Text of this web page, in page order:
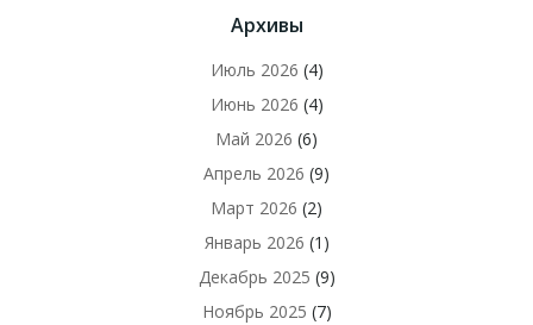
Архивы
Июль 2026 (4)
Июнь 2026 (4)
Май 2026 (6)
Апрель 2026 (9)
Март 2026 (2)
Январь 2026 (1)
Декабрь 2025 (9)
Ноябрь 2025 (7)